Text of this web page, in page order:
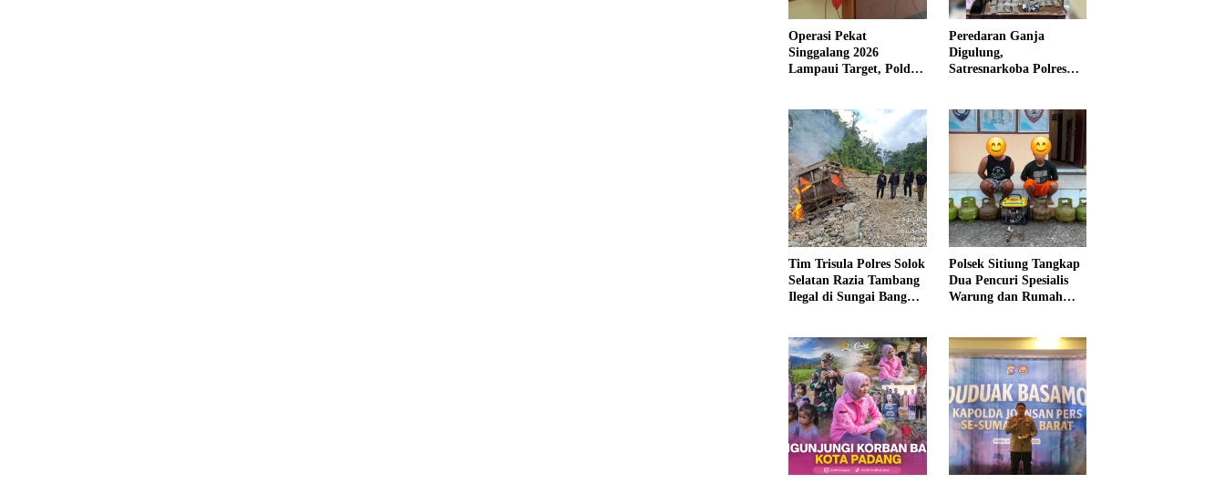
Operasi Pekat
Singgalang 2026
Lampaui Target, Polda
Kriminal
Peredaran Ganja
Digulung,
Satresnarkoba Polres
Siap Edar di Tanah
Datar
Tim Trisula Polres Solok
Selatan Razia Tambang
Ilegal di Sungai Bangko,
Polsek Sitiung Tangkap
Dua Pencuri Spesialis
Warung dan Rumah